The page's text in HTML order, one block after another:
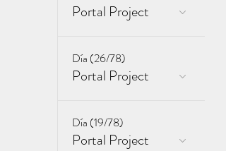
Portal Project
Día (26/78)
Portal Project
Día (19/78)
Portal Project